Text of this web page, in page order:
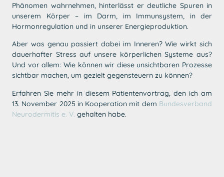
Phänomen wahrnehmen, hinterlässt er deutliche Spuren in
unserem Körper – im Darm, im Immunsystem, in der
Hormonregulation und in unserer Energieproduktion.
Aber was genau passiert dabei im Inneren? Wie wirkt sich
dauerhafter Stress auf unsere körperlichen Systeme aus?
Und vor allem: Wie können wir diese unsichtbaren Prozesse
sichtbar machen, um gezielt gegensteuern zu können?
Erfahren Sie mehr in diesem Patientenvortrag, den ich am
13. November 2025 in Kooperation mit dem Bundesverband
Neurodermitis e. V. gehalten habe.